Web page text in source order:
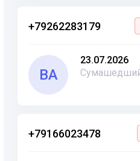
+79262283179
ВА
23.07.2026
+79166023478